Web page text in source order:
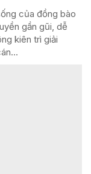
của đồng bào
gần gũi, dễ
kiên trì giải